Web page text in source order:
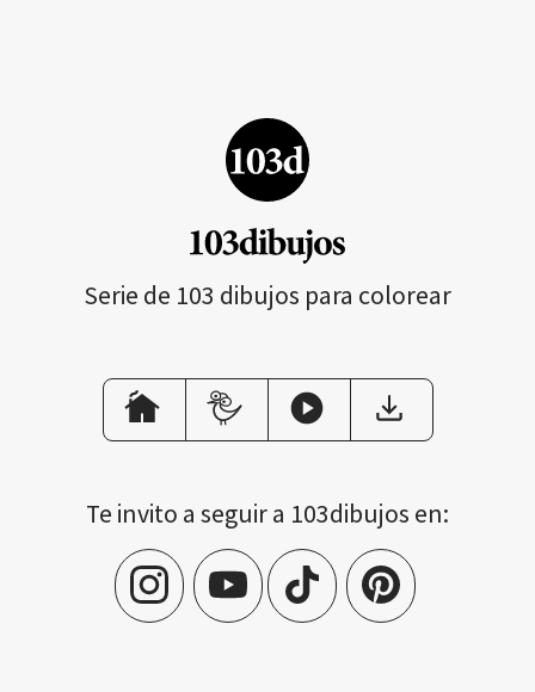
Serie de 103 dibujos para colorear
Te invito a seguir a 103dibujos en: